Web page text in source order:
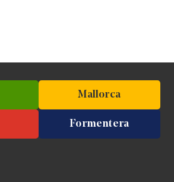
Mallorca
Formentera